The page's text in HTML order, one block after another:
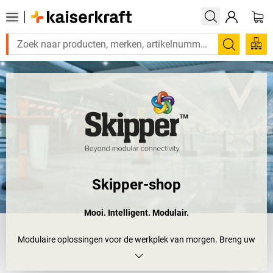
Zoeken
Skipper-shop
Mooi. Intelligent. Modulair.
Modulaire oplossingen voor de werkplek van morgen. Breng uw
werkomgeving naar de toekomst met Skipper. Meer dan 20 jaar